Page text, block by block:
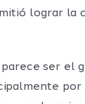
lograr la
parece ser el